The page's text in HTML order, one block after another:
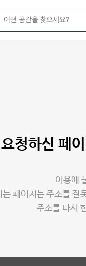
요청하신 페
이용에
는 페이지는 주소를 잘
주소를 다시